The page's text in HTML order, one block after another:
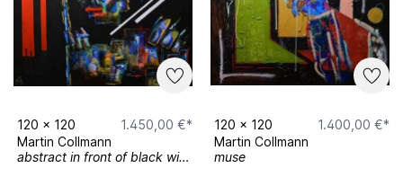
120 x 120
1.450,00 €*
Martin Collmann
abstract in front of black with a geometric head (2)
120 x 120
1.400,00 €*
Martin Collmann
muse